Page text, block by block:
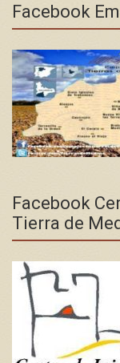
Facebook
Facebook
Tierra de